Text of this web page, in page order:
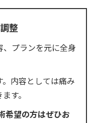
整
プランを元に全身
内容としては痛み
す。
希望の方はぜひお